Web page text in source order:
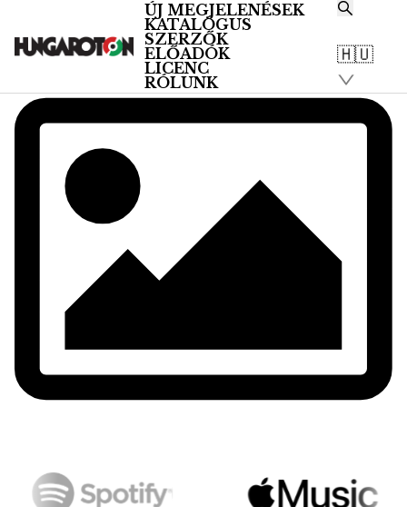
ÚJ MEGJELENÉSEK
KATALÓGUS
SZERZŐK
ELŐADÓK
LICENC
RÓLUNK
🇭🇺